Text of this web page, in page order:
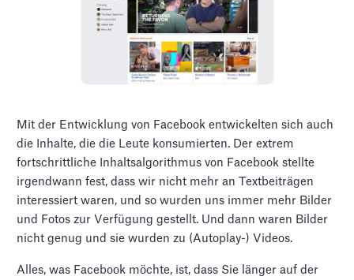
Mit der Entwicklung von Facebook entwickelten sich auch
die Inhalte, die die Leute konsumierten. Der extrem
fortschrittliche Inhaltsalgorithmus von Facebook stellte
irgendwann fest, dass wir nicht mehr an Textbeiträgen
interessiert waren, und so wurden uns immer mehr Bilder
und Fotos zur Verfügung gestellt. Und dann waren Bilder
nicht genug und sie wurden zu (Autoplay-) Videos.
Alles, was Facebook möchte, ist, dass Sie länger auf der